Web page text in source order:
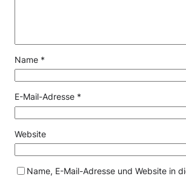
Name *
E-Mail-Adresse *
Website
Name, E-Mail-Adresse und Website in